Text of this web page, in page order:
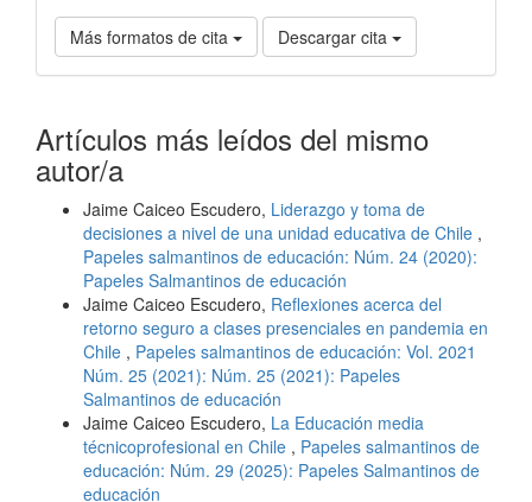
Más formatos de cita Descargar cita
Artículos más leídos del mismo
autor/a
Jaime Caiceo Escudero, Liderazgo y toma de
decisiones a nivel de una unidad educativa de Chile ,
Papeles salmantinos de educación: Núm. 24 (2020):
Papeles Salmantinos de educación
Jaime Caiceo Escudero, Reflexiones acerca del
retorno seguro a clases presenciales en pandemia en
Chile , Papeles salmantinos de educación: Vol. 2021
Núm. 25 (2021): Núm. 25 (2021): Papeles
Salmantinos de educación
Jaime Caiceo Escudero, La Educación media
técnicoprofesional en Chile , Papeles salmantinos de
educación: Núm. 29 (2025): Papeles Salmantinos de
educación